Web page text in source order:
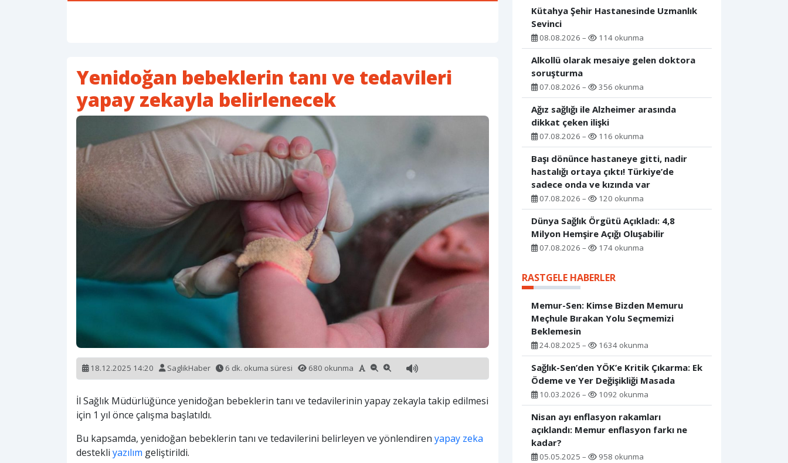
Yenidoğan bebeklerin tanı ve tedavileri
yapay zekayla belirlenecek
18.12.2025 14:20 SaglikHaber 6 dk. okuma süresi 680 okunma
İl Sağlık Müdürlüğünce yenidoğan bebeklerin tanı ve tedavilerinin yapay zekayla takip edilmesi
için 1 yıl önce çalışma başlatıldı.
Bu kapsamda, yenidoğan bebeklerin tanı ve tedavilerini belirleyen ve yönlendiren yapay zeka
destekli yazılım geliştirildi.
Kütahya Şehir Hastanesinde Uzmanlık
Sevinci
08.08.2026 – 114 okunma
Alkollü olarak mesaiye gelen doktora
soruşturma
07.08.2026 – 356 okunma
Ağız sağlığı ile Alzheimer arasında
dikkat çeken ilişki
07.08.2026 – 116 okunma
Başı dönünce hastaneye gitti, nadir
hastalığı ortaya çıktı! Türkiye’de
sadece onda ve kızında var
07.08.2026 – 120 okunma
Dünya Sağlık Örgütü Açıkladı: 4,8
Milyon Hemşire Açığı Oluşabilir
07.08.2026 – 174 okunma
RASTGELE HABERLER
Memur-Sen: Kimse Bizden Memuru
Meçhule Bırakan Yolu Seçmemizi
Beklemesin
24.08.2025 – 1634 okunma
Sağlık-Sen’den YÖK’e Kritik Çıkarma: Ek
Ödeme ve Yer Değişikliği Masada
10.03.2026 – 1092 okunma
Nisan ayı enflasyon rakamları
açıklandı: Memur enflasyon farkı ne
kadar?
05.05.2025 – 958 okunma